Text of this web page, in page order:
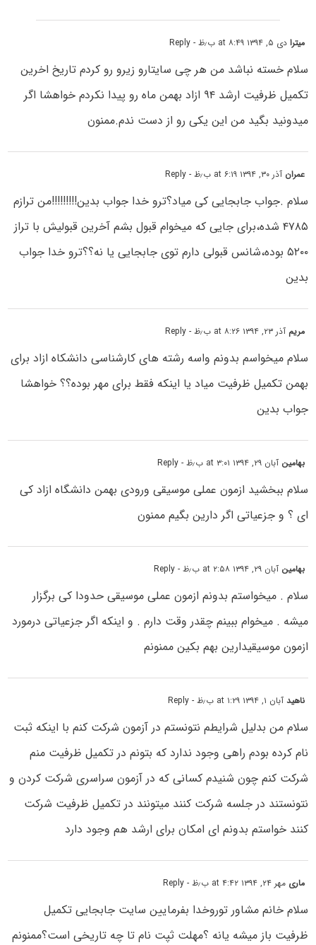
میترادی ۵, ۱۳۹۴ at ۸:۴۹ ب٫ظ - Reply
سلام خسته نباشد من هر چی سایتارو زیرو رو کردم تاریخ اخرین
تکمیل ظرفیت ارشد ۹۴ ازاد بهمن ماه رو پیدا نکردم خواهشا اگر
میدونید بگید من این یکی رو از دست ندم.ممنون
عمران آذر ۳۰, ۱۳۹۴ at ۶:۱۹ ب٫ظ - Reply
سلام .جواب جابجایى کى میاد؟ترو خدا جواب بدین!!!!!!!!!من ترازم
۴۷۸۵ شده،براى جایی که میخوام قبول بشم آخرین قبولیش با تراز
۵۲۰۰ بوده،شانس قبولی دارم توی جابجایی یا نه؟؟ترو خدا جواب
بدین
مریم آذر ۲۳, ۱۳۹۴ at ۸:۲۶ ب٫ظ - Reply
سلام میخواسم بدونم واسه رشته های کارشناسی دانشکاه ازاد برای
بهمن تکمیل ظرفیت میاد یا اینکه فقط برای مهر بوده؟؟ خواهشا
جواب بدین
بهامین آبان ۲۹, ۱۳۹۴ at ۳:۰۱ ب٫ظ - Reply
سلام ببخشید ازمون عملی موسیقی ورودی بهمن دانشگاه ازاد کی
ای ؟ و جزعیاتی اگر دارین بگیم ممنون
بهامین آبان ۲۹, ۱۳۹۴ at ۲:۵۸ ب٫ظ - Reply
سلام . میخواستم بدونم ازمون عملی موسیقی حدودا کی برگزار
میشه . میخوام ببینم چقدر وقت دارم . و اینکه اگر جزعیاتی درمورد
ازمون موسیقیدارین بهم بکین ممنونم
ناهیدآبان ۱, ۱۳۹۴ at ۱:۲۹ ب٫ظ - Reply
سلام من بدلیل شرایطم نتونستم در آزمون شرکت کنم با اینکه ثبت
نام کرده بودم راهی وجود ندارد که بتونم در تکمیل ظرفیت منم
شرکت کنم چون شنیدم کسانی که در آزمون سراسری شرکت کردن و
نتونستند در جلسه شرکت کنند میتونند در تکمیل ظرفیت شرکت
کنند خواستم بدونم ای امکان برای ارشد هم وجود دارد
ماری مهر ۲۴, ۱۳۹۴ at ۴:۴۲ ب٫ظ - Reply
سلام خانم مشاور توروخدا بفرمایین سایت جابجایی تکمیل
ظرفیت باز میشه یانه ؟مهلت ثپت نام تا چه تاریخی است؟ممنونم